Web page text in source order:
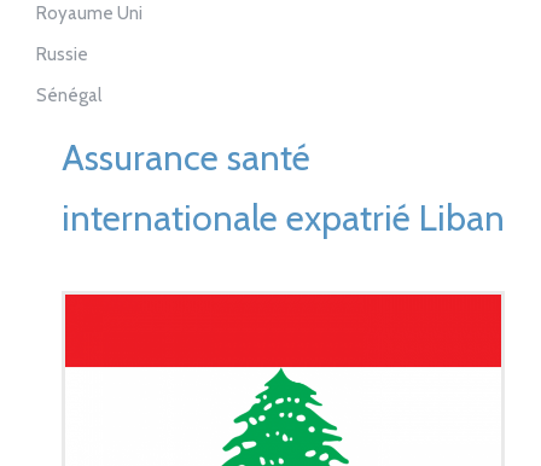
Royaume Uni
Russie
Sénégal
Assurance santé
internationale expatrié Liban